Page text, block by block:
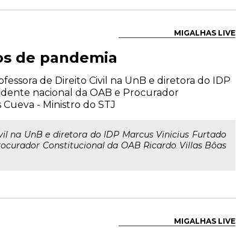
MIGALHAS LIVE
de pandemia
de Direito Civil na UnB e diretora do IDP
nacional da OAB e Procurador
- Ministro do STJ
na UnB e diretora do IDP Marcus Vinicius Furtado
Constitucional da OAB Ricardo Villas Bôas
MIGALHAS LIVE